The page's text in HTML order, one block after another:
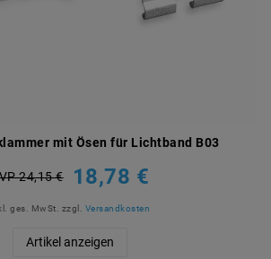
mit Ösen für Lichtband B03
24,15 € 18,78 €
ges. MwSt. zzgl. Versandkosten
Artikel anzeigen